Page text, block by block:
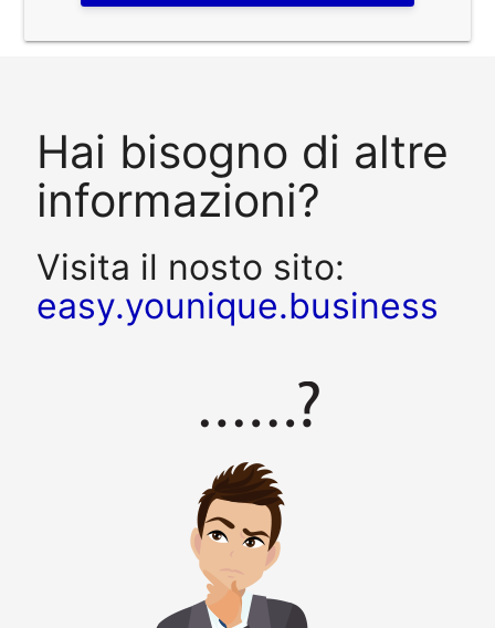
Hai bisogno di altre
informazioni?
Visita il nosto sito:
easy.younique.business